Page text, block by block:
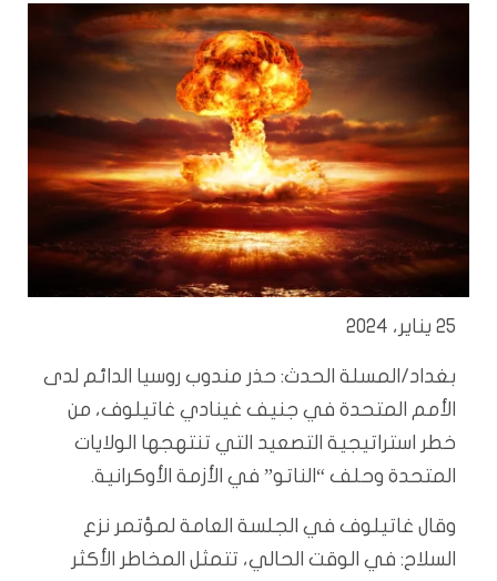
25 يناير، 2024
بغداد/المسلة الحدث: حذر مندوب روسيا الدائم لدى
الأمم المتحدة في جنيف غينادي غاتيلوف، من
خطر استراتيجية التصعيد التي تنتهجها الولايات
المتحدة وحلف “الناتو” في الأزمة الأوكرانية.
وقال غاتيلوف في الجلسة العامة لمؤتمر نزع
السلاح: في الوقت الحالي، تتمثل المخاطر الأكثر